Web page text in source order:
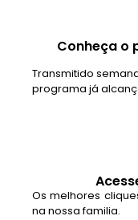
Conheça o
Transmitido
programa já
Os melhores
na nossa familia.